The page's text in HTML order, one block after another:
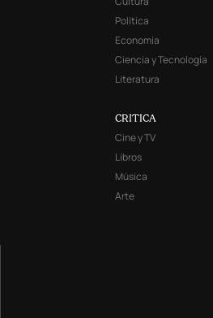
Política
Economía
Ciencia y Tecnología
Literatura
CRITICA
Cine y TV
Libros
Música
Arte